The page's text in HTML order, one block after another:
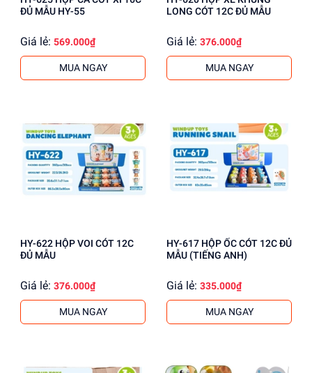
ĐỦ MẪU HY-55
Giá lẻ: 569.000₫
MUA NGAY
LONG CÓT 12C ĐỦ MẪU
Giá lẻ: 376.000₫
MUA NGAY
HY-622 HỘP VOI CÓT 12C
ĐỦ MẪU
Giá lẻ: 376.000₫
MUA NGAY
HY-617 HỘP ỐC CÓT 12C ĐỦ
MẪU (TIẾNG ANH)
Giá lẻ: 335.000₫
MUA NGAY